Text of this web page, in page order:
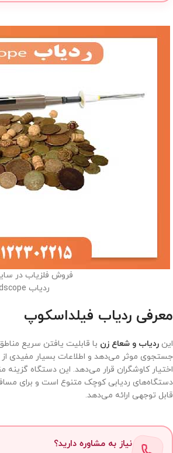
فروش فلزیاب در
ردیاب Fieldscope
معرفی ردیاب فیلداسکوپ
این ردیاب و شعاع زن با قابلیت یافتن سریع
جستجوی موثر می‌دهد و اطلاعات بسیار مفیدی از
اختیار کاوشگران قرار می‌دهد. این دستگاه گزینه
دستگاه‌های ردیابی کوچک متنوع است و برای
قابل توجهی ارائه می‌دهد.
نیاز به مشاوره دارید؟